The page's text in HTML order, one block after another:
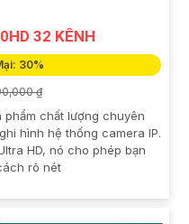
32 KÊNH
30%
₫
phẩm chất lượng chuyên
hình hệ thống camera IP.
HD, nó cho phép bạn
rõ nét